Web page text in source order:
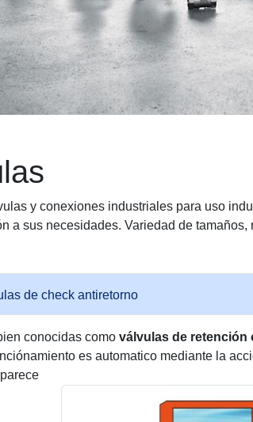
y conexiones industriales para uso
a sus necesidades. Variedad de
de check antiretorno
conocidas como válvulas de retención
es automatico mediante la